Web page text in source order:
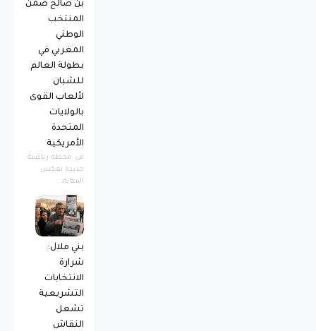
بن صالح ضمن
المنتخب
الوطني
المغربي في
بطولة العالم
للشبان
لألعاب القوى
بالولايات
المتحدة
الأمريكية
​في محطة رياضية
جديدة تعكس
المكانة...
بني ملال:
شرارة
الانتخابات
التشريعية
تشعل
النقاش